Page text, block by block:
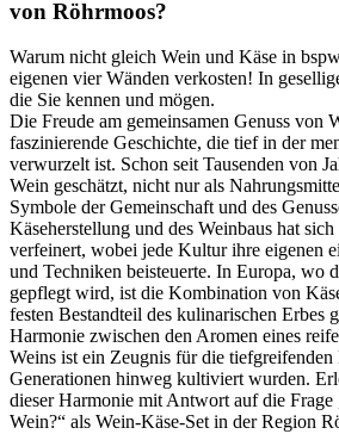
von Röhrmoos?
Warum nicht gleich Wein und Käse in
eigenen vier Wänden verkosten! In
die Sie kennen und mögen.
Die Freude am gemeinsamen Genuss von
faszinierende Geschichte, die tief in der
verwurzelt ist. Schon seit Tausenden von
Wein geschätzt, nicht nur als
Symbole der Gemeinschaft und des
Käseherstellung und des Weinbaus hat
verfeinert, wobei jede Kultur ihre eigenen
und Techniken beisteuerte. In Europa, wo
gepflegt wird, ist die Kombination von
festen Bestandteil des kulinarischen Erbes
Harmonie zwischen den Aromen eines
Weins ist ein Zeugnis für die tiefgreifenden
Generationen hinweg kultiviert wurden.
dieser Harmonie mit Antwort auf die Frage
Wein?“ als Wein-Käse-Set in der Region